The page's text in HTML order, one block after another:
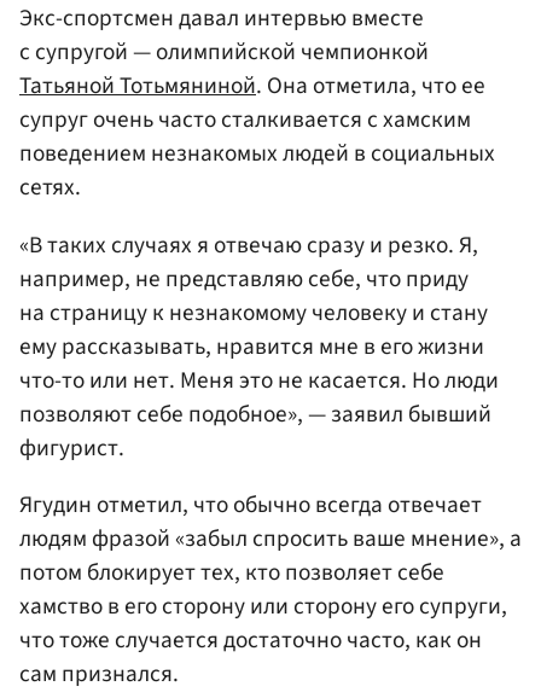
Экс-спортсмен давал интервью вместе
с супругой — олимпийской чемпионкой
Татьяной Тотьмяниной. Она отметила, что ее
супруг очень часто сталкивается с хамским
поведением незнакомых людей в социальных
сетях.
«В таких случаях я отвечаю сразу и резко. Я,
например, не представляю себе, что приду
на страницу к незнакомому человеку и стану
ему рассказывать, нравится мне в его жизни
что-то или нет. Меня это не касается. Но люди
позволяют себе подобное», — заявил бывший
фигурист.
Ягудин отметил, что обычно всегда отвечает
людям фразой «забыл спросить ваше мнение», а
потом блокирует тех, кто позволяет себе
хамство в его сторону или сторону его супруги,
что тоже случается достаточно часто, как он
сам признался.